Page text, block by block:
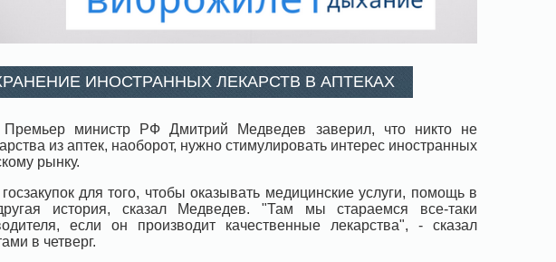
ИНОСТРАННЫХ ЛЕКАРСТВ В АПТЕКАХ
министр РФ Дмитрий Медведев заверил, что никто не
из аптек, наоборот, нужно стимулировать интерес иностранных
рынку.
для того, чтобы оказывать медицинские услуги, помощь в
история, сказал Медведев. "Там мы стараемся все-таки
если он производит качественные лекарства", - сказал
в четверг.